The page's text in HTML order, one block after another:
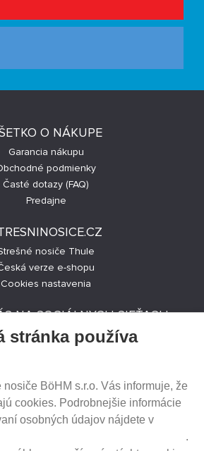
O NÁKUPE
Garancia nákupu
podmienky
Časté dotazy (FAQ)
Predajne
nosiče Thule
verze e-shopu
Cookies nastavenia
NA SOCIÁLNYCH SIEŤACH
NA SPLÁTKY
stránka používa
BöHM s.r.o. Vás informuje, že
cookies. Podrobnejšie informácie
osobných údajov nájdete v
.